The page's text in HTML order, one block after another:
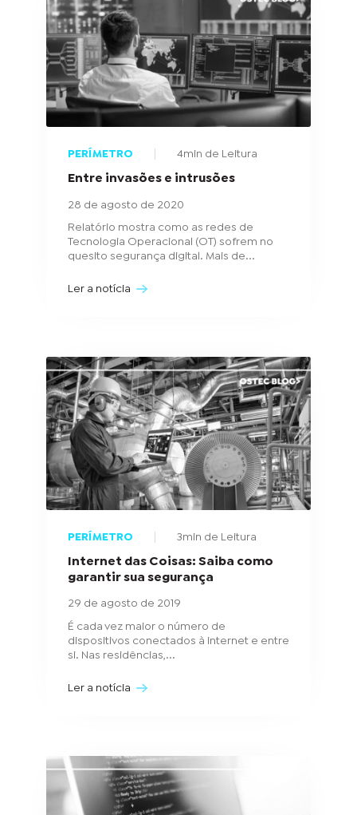
PERÍMETRO 4min de Leitura
Entre invasões e intrusões
28 de agosto de 2020
Relatório mostra como as redes de
Tecnologia Operacional (OT) sofrem no
quesito segurança digital. Mais de...
Ler a notícia
PERÍMETRO 3min de Leitura
Internet das Coisas: Saiba como
garantir sua segurança
29 de agosto de 2019
É cada vez maior o número de
dispositivos conectados à internet e entre
si. Nas residências,...
Ler a notícia